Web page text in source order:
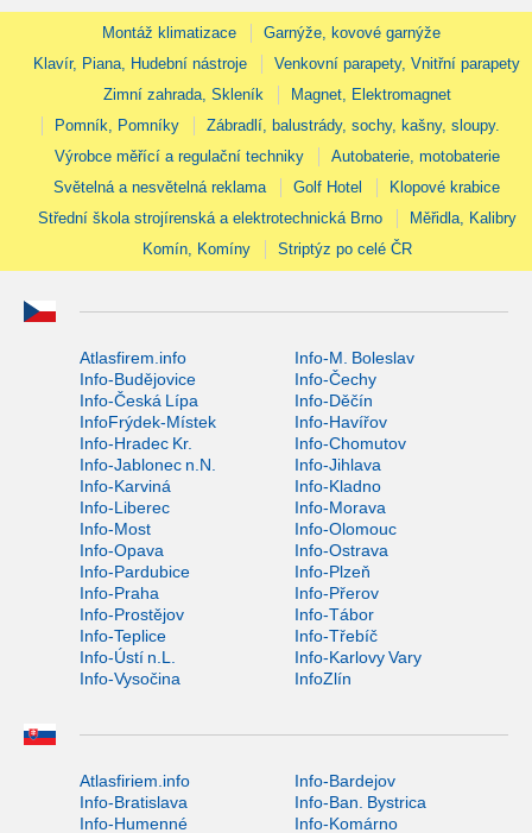
Montáž klimatizace
Garnýže, kovové garnýže
Klavír, Piana, Hudební nástroje
Venkovní parapety, Vnitřní parapety
Zimní zahrada, Skleník
Magnet, Elektromagnet
Pomník, Pomníky
Zábradlí, balustrády, sochy, kašny, sloupy.
Výrobce měřící a regulační techniky
Autobaterie, motobaterie
Světelná a nesvětelná reklama
Golf Hotel
Klopové krabice
Střední škola strojírenská a elektrotechnická Brno
Měřidla, Kalibry
Komín, Komíny
Striptýz po celé ČR
Atlasfirem.info
Info-M. Boleslav
Info-Budějovice
Info-Čechy
Info-Česká Lípa
Info-Děčín
InfoFrýdek-Místek
Info-Havířov
Info-Hradec Kr.
Info-Chomutov
Info-Jablonec n.N.
Info-Jihlava
Info-Karviná
Info-Kladno
Info-Liberec
Info-Morava
Info-Most
Info-Olomouc
Info-Opava
Info-Ostrava
Info-Pardubice
Info-Plzeň
Info-Praha
Info-Přerov
Info-Prostějov
Info-Tábor
Info-Teplice
Info-Třebíč
Info-Ústí n.L.
Info-Karlovy Vary
Info-Vysočina
InfoZlín
Atlasfiriem.info
Info-Bardejov
Info-Bratislava
Info-Ban. Bystrica
Info-Humenné
Info-Komárno